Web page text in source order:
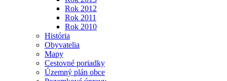
Rok 2012
Rok 2011
Rok 2010
História
Obyvatelia
Mapy
Cestovné poriadky
Územný plán obce